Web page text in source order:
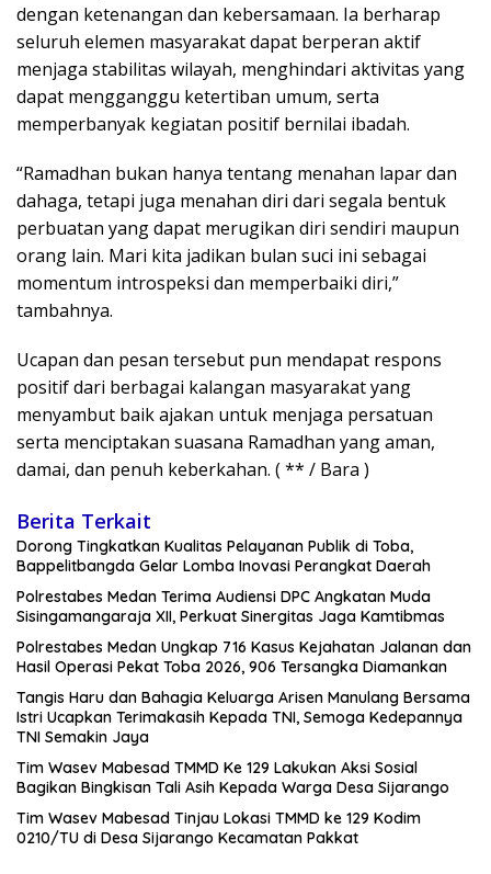
dengan ketenangan dan kebersamaan. Ia berharap
seluruh elemen masyarakat dapat berperan aktif
menjaga stabilitas wilayah, menghindari aktivitas yang
dapat mengganggu ketertiban umum, serta
memperbanyak kegiatan positif bernilai ibadah.
“Ramadhan bukan hanya tentang menahan lapar dan
dahaga, tetapi juga menahan diri dari segala bentuk
perbuatan yang dapat merugikan diri sendiri maupun
orang lain. Mari kita jadikan bulan suci ini sebagai
momentum introspeksi dan memperbaiki diri,”
tambahnya.
Ucapan dan pesan tersebut pun mendapat respons
positif dari berbagai kalangan masyarakat yang
menyambut baik ajakan untuk menjaga persatuan
serta menciptakan suasana Ramadhan yang aman,
damai, dan penuh keberkahan. ( ** / Bara )
Berita Terkait
Dorong Tingkatkan Kualitas Pelayanan Publik di Toba,
Bappelitbangda Gelar Lomba Inovasi Perangkat Daerah
Polrestabes Medan Terima Audiensi DPC Angkatan Muda
Sisingamangaraja XII, Perkuat Sinergitas Jaga Kamtibmas
Polrestabes Medan Ungkap 716 Kasus Kejahatan Jalanan dan
Hasil Operasi Pekat Toba 2026, 906 Tersangka Diamankan
Tangis Haru dan Bahagia Keluarga Arisen Manulang Bersama
Istri Ucapkan Terimakasih Kepada TNI, Semoga Kedepannya
TNI Semakin Jaya
Tim Wasev Mabesad TMMD Ke 129 Lakukan Aksi Sosial
Bagikan Bingkisan Tali Asih Kepada Warga Desa Sijarango
Tim Wasev Mabesad Tinjau Lokasi TMMD ke 129 Kodim
0210/TU di Desa Sijarango Kecamatan Pakkat